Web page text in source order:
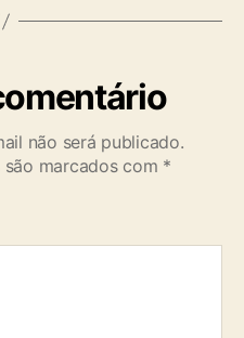
não será publicado.
marcados com *